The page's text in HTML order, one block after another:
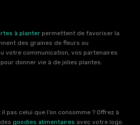
à planter permettent de favoriser la
des graines de fleurs ou
votre communication, vos partenaires
donner vie à de jolies plantes.
pas celui que l’on consomme ? Offrez à
goodies alimentaires avec votre logo.